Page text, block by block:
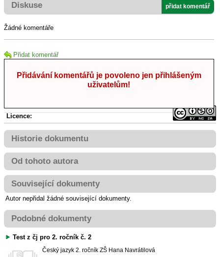
Diskuse přidat komentář
Žádné komentáře
Přidat komentář
Přidávání komentářů je povoleno jen přihlášeným
uživatelům!
Licence:
Historie dokumentu
Od tohoto autora
Související dokumenty
Autor nepřidal žádné související dokumenty.
Podobné dokumenty
Test z čj pro 2. ročník č. 2
Český jazyk 2. ročník ZŠ Hana Navrátilová